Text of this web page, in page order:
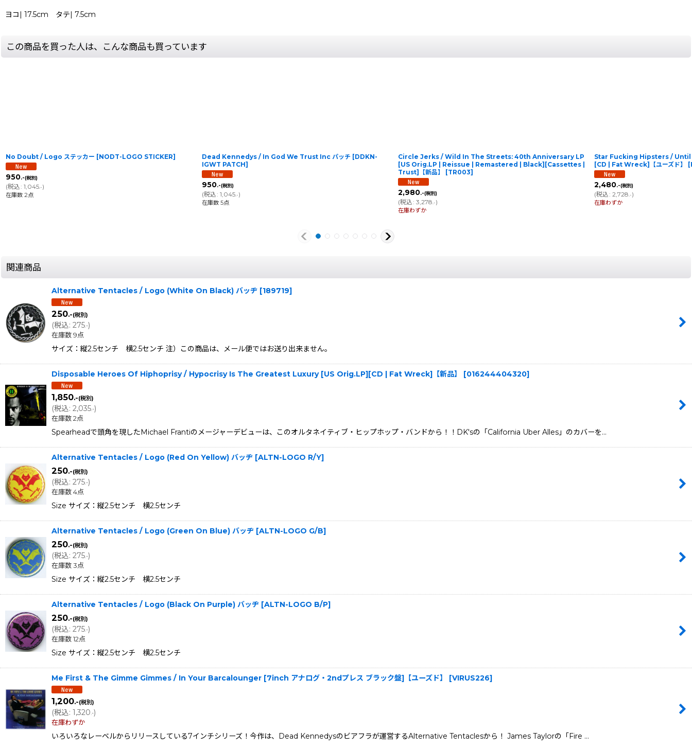
ヨコ| 17.5cm タテ| 7.5cm
この商品を買った人は、こんな商品も買っています
No Doubt / Logo ステッカー [NODT-LOGO STICKER]
950.-(税別)
(税込: 1,045.-)
在庫数 2点
Dead Kennedys / In God We Trust Inc パッチ [DDKN-
IGWT PATCH]
950.-(税別)
(税込: 1,045.-)
在庫数 5点
Circle Jerks / Wild In The Streets: 40th Anniversary LP
[US Orig.LP | Reissue | Remastered | Black][Cassettes |
Trust]【新品】
[TR003]
2,980.-(税別)
(税込: 3,278.-)
在庫わずか
Star Fucking Hipsters /
[CD | Fat Wreck]【ユーズド】
[
2,480.-(税別)
(税込: 2,728.-)
在庫わずか
関連商品
Alternative Tentacles / Logo (White On Black) バッヂ [189719]
250.-(税別)
(税込: 275.-)
在庫数 9点
サイズ：縦2.5センチ 横2.5センチ 注）この商品は、メール便ではお送り出来ません。
Disposable Heroes Of Hiphoprisy / Hypocrisy Is The Greatest Luxury [US Orig.LP][CD | Fat Wreck]【新品】 [016244404320]
1,850.-(税別)
(税込: 2,035.-)
在庫数 2点
Spearheadで頭角を現したMichael Frantiのメージャーデビューは、このオルタネイティブ・ヒップホップ・バンドから！！DK'sの「California Uber Alles」のカバーを…
Alternative Tentacles / Logo (Red On Yellow) バッヂ [ALTN-LOGO R/Y]
250.-(税別)
(税込: 275.-)
在庫数 4点
Size サイズ：縦2.5センチ 横2.5センチ
Alternative Tentacles / Logo (Green On Blue) バッヂ [ALTN-LOGO G/B]
250.-(税別)
(税込: 275.-)
在庫数 3点
Size サイズ：縦2.5センチ 横2.5センチ
Alternative Tentacles / Logo (Black On Purple) バッヂ [ALTN-LOGO B/P]
250.-(税別)
(税込: 275.-)
在庫数 12点
Size サイズ：縦2.5センチ 横2.5センチ
Me First & The Gimme Gimmes / In Your Barcalounger [7inch アナログ・2ndプレス ブラック盤]【ユーズド】 [VIRUS226]
1,200.-(税別)
(税込: 1,320 .-)
在庫わずか
いろいろなレーベルからリリースしている7インチシリーズ！今作は、Dead Kennedysのビアフラが運営するAlternative Tentaclesから！ James Taylorの「Fire …